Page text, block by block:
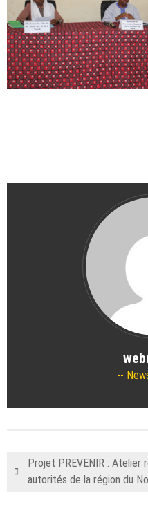
Projet PREVENIR : Atelier
autorités de la région du